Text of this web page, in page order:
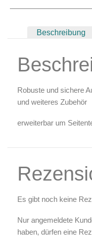
Reinigung &
Airbrush-Reiniger
Zubehör &
Arbeitsplatz &
Beschreibung
Robuste und sichere
und weiteres Zubehör
erweiterbar um
Es gibt noch keine
Nur angemeldete
haben, dürfen eine